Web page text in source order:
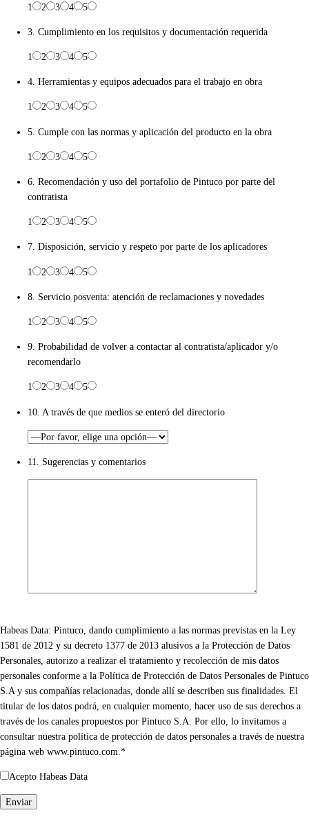
1 2 3 4 5
3. Cumplimiento en los requisitos y documentación requerida
1 2 3 4 5
4. Herramientas y equipos adecuados para el trabajo en obra
1 2 3 4 5
5. Cumple con las normas y aplicación del producto en la obra
1 2 3 4 5
6. Recomendación y uso del portafolio de Pintuco por parte del
contratista
1 2 3 4 5
7. Disposición, servicio y respeto por parte de los aplicadores
1 2 3 4 5
8. Servicio posventa: atención de reclamaciones y novedades
1 2 3 4 5
9. Probabilidad de volver a contactar al contratista/aplicador y/o
recomendarlo
1 2 3 4 5
10. A través de que medios se enteró del directorio
11. Sugerencias y comentarios
Habeas Data: Pintuco, dando cumplimiento a las normas previstas en la Ley
1581 de 2012 y su decreto 1377 de 2013 alusivos a la Protección de Datos
Personales, autorizo a realizar el tratamiento y recolección de mis datos
personales conforme a la Política de Protección de Datos Personales de Pintuco
S.A y sus compañías relacionadas, donde allí se describen sus finalidades. El
titular de los datos podrá, en cualquier momento, hacer uso de sus derechos a
través de los canales propuestos por Pintuco S.A. Por ello, lo invitamos a
consultar nuestra política de protección de datos personales a través de nuestra
página web www.pintuco.com.*
Acepto Habeas Data